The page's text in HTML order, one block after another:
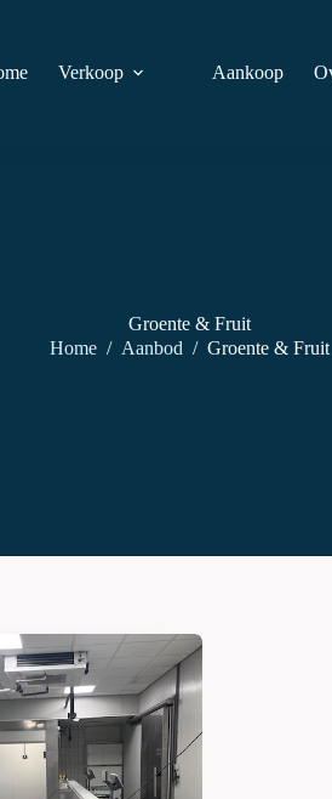
Verkoop Aankoop
Groente & Fruit
Home / Aanbod / Groente & Fruit